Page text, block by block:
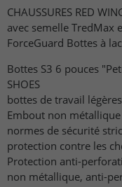
CHAUSSURES RED
avec semelle TredMax
ForceGuard Bottes à
Bottes S3 6 pouces
SHOES
bottes de travail
Embout non
normes de sécurité
protection contre les
Protection anti-
non métallique, anti-